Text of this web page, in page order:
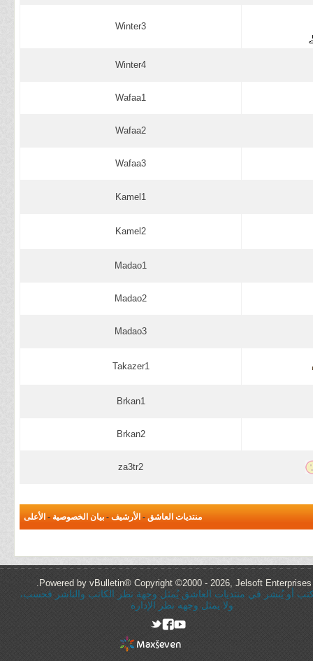
Winter3
Winter4
Wafaa1
Wafaa2
Wafaa3
Kamel1
Kamel2
Madao1
Madao2
Madao3
Takazer1
Brkan1
Brkan2
za3tr2
منتديات العاشق - الأرشيف - بيان الخصوصية - الأعلى
Powered by vBulletin® Copyright ©2000 - 2026, Jelsoft Enterprises
أو يُنشر في منتديات العاشق يُمثل وجهة نظر الكاتب والناشر فحسب،
ولا يمثل وجهه نظر الإدارة